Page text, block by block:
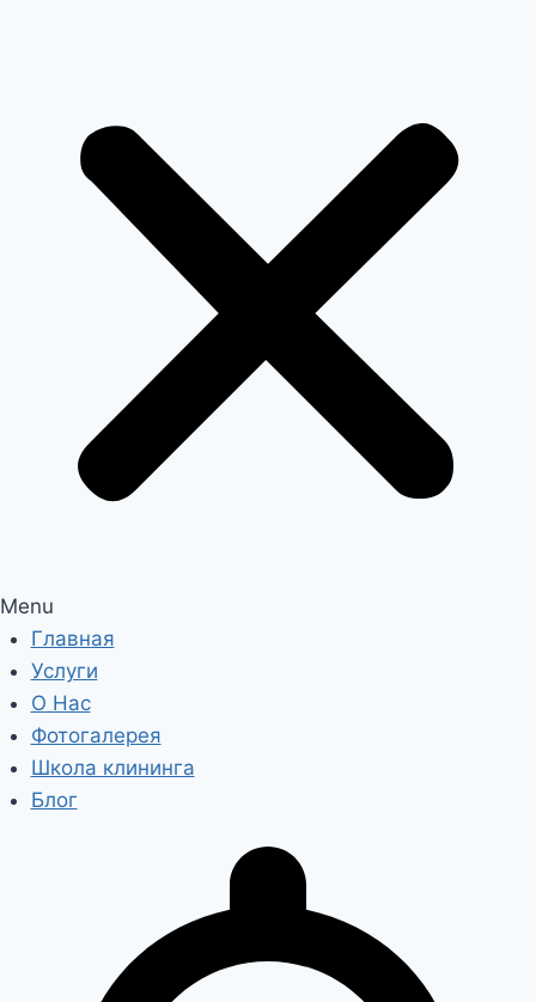
Menu
Главная
Услуги
О Нас
Фотогалерея
Школа клининга
Блог